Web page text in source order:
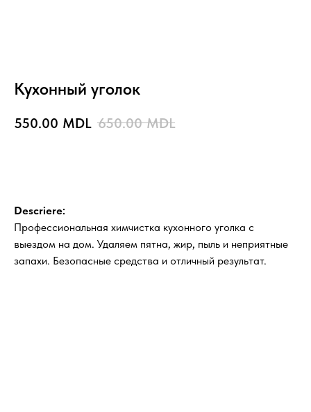
Кухонный уголок
550.00 MDL 650.00 MDL
Descriere:
Профессиональная химчистка кухонного уголка с
выездом на дом. Удаляем пятна, жир, пыль и неприятные
запахи. Безопасные средства и отличный результат.